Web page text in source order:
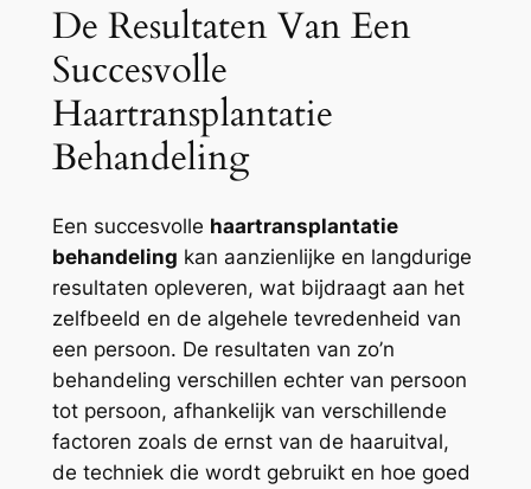
De Resultaten Van Een
Succesvolle
Haartransplantatie
Behandeling
Een succesvolle haartransplantatie
behandeling kan aanzienlijke en langdurige
resultaten opleveren, wat bijdraagt aan het
zelfbeeld en de algehele tevredenheid van
een persoon. De resultaten van zo’n
behandeling verschillen echter van persoon
tot persoon, afhankelijk van verschillende
factoren zoals de ernst van de haaruitval,
de techniek die wordt gebruikt en hoe goed